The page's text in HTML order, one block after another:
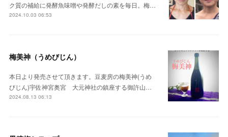
ク質の補給に発酵魚味噌や発酵だしの素を毎日。梅…
2024.10.03 06:53
梅美神（うめびじん）
本日より発売させて頂きます。豆麦房の梅美神(うめ
びじん)宇佐神宮奥宮 大元神社の鎮座する御許山…
2024.08.13 06:13